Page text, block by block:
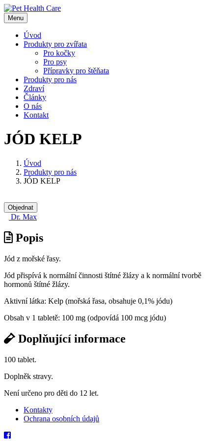
Skip
to
content
Menu
Úvod
Produkty pro zvířata
Pro kočky
Pro psy
Přípravky pro štěňata
Produkty pro nás
Zdraví
Články
O nás
Kontakt
JÓD KELP
Úvod
Produkty pro nás
JÓD KELP
Objednat
Dr. Max
Popis
Jód z mořské řasy.
Jód přispívá k normální činnosti štítné žlázy a k normální tvorbě
hormonů štítné žlázy.
Aktivní látka: Kelp (mořská řasa, obsahuje 0,1% jódu)
Obsah v 1 tabletě: 100 mg (odpovídá 100 mcg jódu)
Doplňující informace
100 tablet.
Doplněk stravy.
Není určeno pro děti do 12 let.
Kontakty
Ochrana osobních údajů